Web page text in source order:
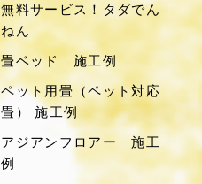
無料サービス！タダでん
ねん
畳ベッド 施工例
ペット用畳（ペット対応
畳） 施工例
アジアンフロアー 施工
例